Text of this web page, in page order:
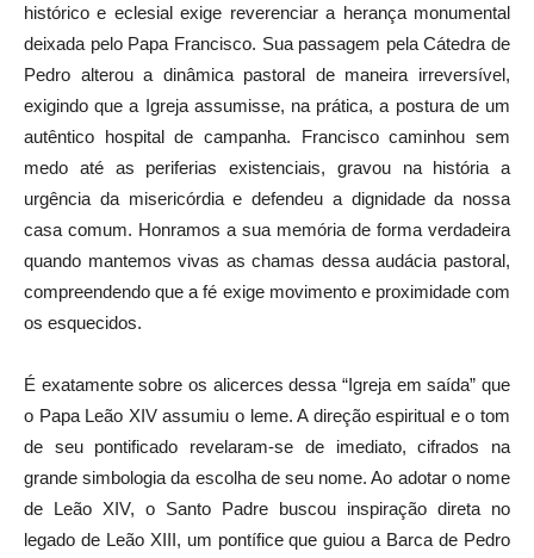
histórico e eclesial exige reverenciar a herança monumental
deixada pelo Papa Francisco. Sua passagem pela Cátedra de
Pedro alterou a dinâmica pastoral de maneira irreversível,
exigindo que a Igreja assumisse, na prática, a postura de um
autêntico hospital de campanha. Francisco caminhou sem
medo até as periferias existenciais, gravou na história a
urgência da misericórdia e defendeu a dignidade da nossa
casa comum. Honramos a sua memória de forma verdadeira
quando mantemos vivas as chamas dessa audácia pastoral,
compreendendo que a fé exige movimento e proximidade com
os esquecidos.
É exatamente sobre os alicerces dessa “Igreja em saída” que
o Papa Leão XIV assumiu o leme. A direção espiritual e o tom
de seu pontificado revelaram-se de imediato, cifrados na
grande simbologia da escolha de seu nome. Ao adotar o nome
de Leão XIV, o Santo Padre buscou inspiração direta no
legado de Leão XIII, um pontífice que guiou a Barca de Pedro